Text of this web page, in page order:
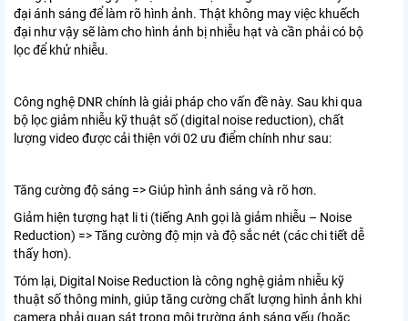
đại ánh sáng để làm rõ hình ảnh. Thật không may việc khuếch
đại như vậy sẽ làm cho hình ảnh bị nhiễu hạt và cần phải có bộ
lọc để khử nhiễu.
Công nghệ DNR chính là giải pháp cho vấn đề này. Sau khi qua
bộ lọc giảm nhiễu kỹ thuật số (digital noise reduction), chất
lượng video được cải thiện với 02 ưu điểm chính như sau:
Tăng cường độ sáng => Giúp hình ảnh sáng và rõ hơn.
Giảm hiện tượng hạt li ti (tiếng Anh gọi là giảm nhiễu – Noise
Reduction) => Tăng cường độ mịn và độ sắc nét (các chi tiết dễ
thấy hơn).
Tóm lại, Digital Noise Reduction là công nghệ giảm nhiễu kỹ
thuật số thông minh, giúp tăng cường chất lượng hình ảnh khi
camera phải quan sát trong môi trường ánh sáng yếu (hoặc